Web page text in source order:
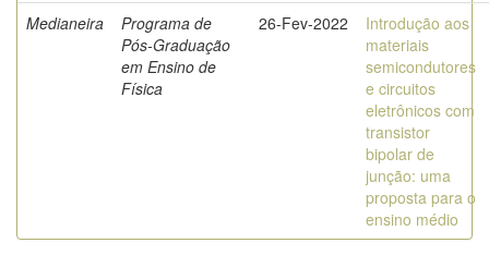
Medianeira
Programa de
Pós-Graduação
em Ensino de
Física
26-Fev-2022
Introdução aos
materiais
semicondutores
e circuitos
eletrônicos com
transistor
bipolar de
junção: uma
proposta para o
ensino médio